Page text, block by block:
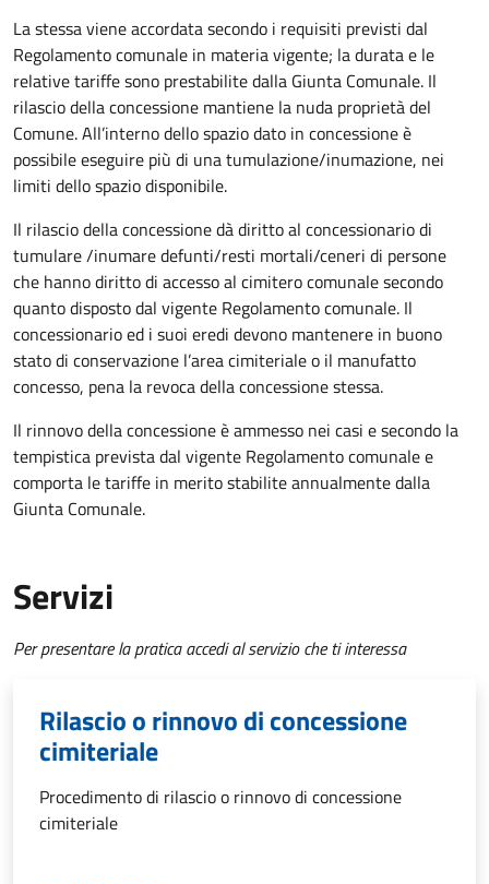
La stessa viene accordata secondo i requisiti previsti dal
Regolamento comunale in materia vigente; la durata e le
relative tariffe sono prestabilite dalla Giunta Comunale. Il
rilascio della concessione mantiene la nuda proprietà del
Comune. All’interno dello spazio dato in concessione è
possibile eseguire più di una tumulazione/inumazione, nei
limiti dello spazio disponibile.
Il rilascio della concessione dà diritto al concessionario di
tumulare /inumare defunti/resti mortali/ceneri di persone
che hanno diritto di accesso al cimitero comunale secondo
quanto disposto dal vigente Regolamento comunale. Il
concessionario ed i suoi eredi devono mantenere in buono
stato di conservazione l’area cimiteriale o il manufatto
concesso, pena la revoca della concessione stessa.
Il rinnovo della concessione è ammesso nei casi e secondo la
tempistica prevista dal vigente Regolamento comunale e
comporta le tariffe in merito stabilite annualmente dalla
Giunta Comunale.
Servizi
Per presentare la pratica accedi al servizio che ti interessa
Rilascio o rinnovo di concessione
cimiteriale
Procedimento di rilascio o rinnovo di concessione
cimiteriale